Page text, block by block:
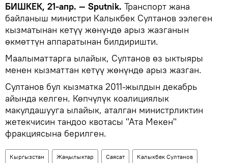
БИШКЕК, 21-апр. — Sputnik. Транспорт жана
байланыш министри Калыкбек Султанов ээлеген
кызматынан кетүү жөнүндө арыз жазганын
өкмөттүн аппаратынан билдиришти.
Маалыматтарга ылайык, Султанов өз ыктыяры
менен кызматтан кетүү жөнүндө арыз жазган.
Султанов бул кызматка 2011-жылдын декабрь
айында келген. Көпчүлүк коалициялык
макулдашууга ылайык, аталган министрликтин
жетекчисин тандоо квотасы "Ата Мекен"
фракциясына берилген.
Кыргызстан Жаңылыктар Саясат Калыкбек Султанов